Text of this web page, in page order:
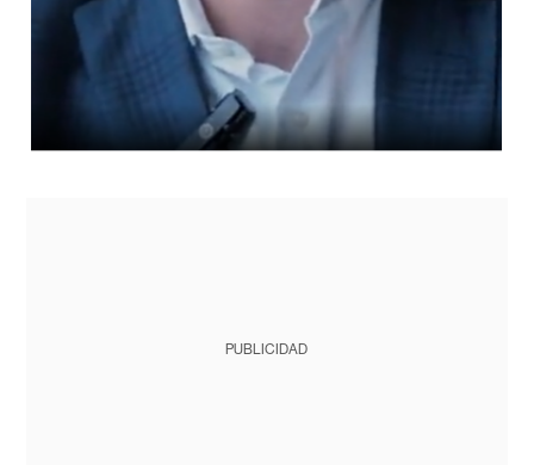
PUBLICIDAD